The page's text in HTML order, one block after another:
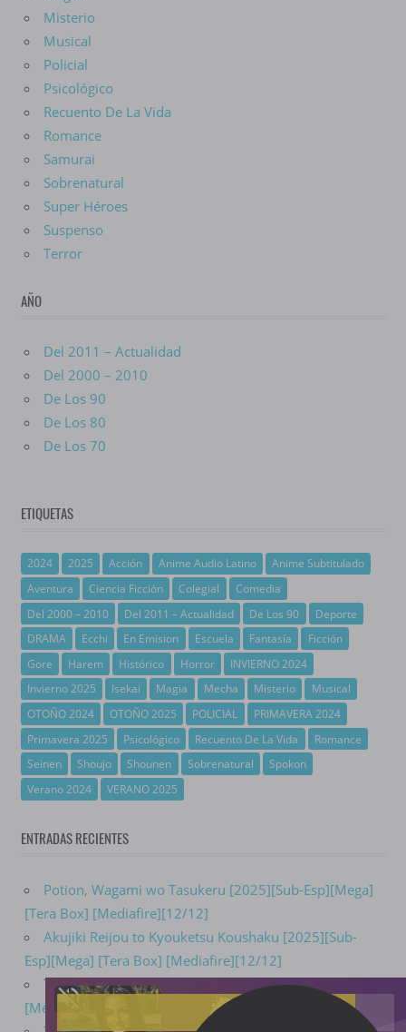
Misterio
Musical
Policial
Psicológico
Recuento De La Vida
Romance
Samurai
Sobrenatural
Super Héroes
Suspenso
Terror
AÑO
Del 2011 – Actualidad
Del 2000 – 2010
De Los 90
De Los 80
De Los 70
ETIQUETAS
2024 2025 Acción Anime Audio Latino
Anime Subtitulado
Aventura
Ciencia Ficción Colegial
Comedia
Del 2000 – 2010
Del 2011 – Actualidad De Los 90
Deporte
DRAMA
Ecchi En Emision Escuela Fantasía
Ficción
Gore
Harem Histórico Horror
INVIERNO 2024
Invierno 2025
Isekai Magia Mecha Misterio
Musical
OTOÑO 2024
OTOÑO 2025 POLICIAL
PRIMAVERA 2024
Primavera 2025
Psicológico Recuento De La Vida
Romance
Seinen
Shoujo Shounen Sobrenatural
Spokon
Verano 2024
VERANO 2025
ENTRADAS RECIENTES
Potion, Wagami wo Tasukeru [2025][Sub-Esp][Mega]
[Tera Box] [Mediafire][12/12]
Akujiki Reijou to Kyouketsu Koushaku [2025][Sub-
Esp][Mega] [Tera Box] [Mediafire][12/12]
Towa no Yuugure [2025][Sub-Esp][Mega] [Tera Box]
[Mediafire][13/13]